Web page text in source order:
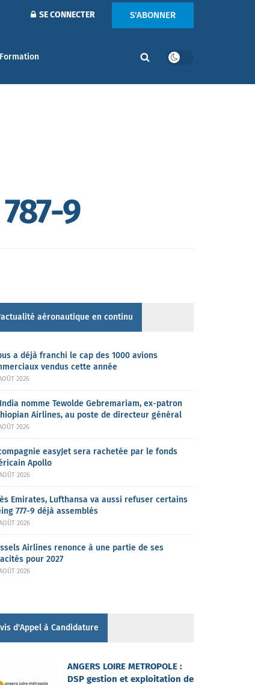
SE CONNECTER S'ABONNER
9
aéronautique en continu
a déjà franchi le cap des 1000 avions
vendus cette année
2026
nomme Tewolde Gebremariam, ex-patron
Airlines, au poste de directeur général
2026
easyJet sera rachetée par le fonds
Apollo
2026
Emirates, Lufthansa va aussi refuser certains
777-9 déjà assemblés
2026
Airlines renonce à une partie de ses
pour 2027
2026
d'Appel à Candidature
ANGERS LOIRE METROPOLE :
DSP gestion et exploitation de